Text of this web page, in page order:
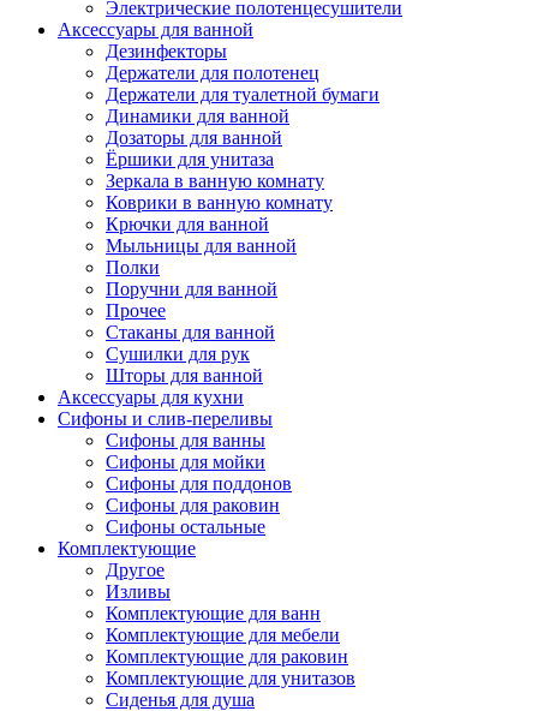
Электрические полотенцесушители
Аксессуары для ванной
Дезинфекторы
Держатели для полотенец
Держатели для туалетной бумаги
Динамики для ванной
Дозаторы для ванной
Ёршики для унитаза
Зеркала в ванную комнату
Коврики в ванную комнату
Крючки для ванной
Мыльницы для ванной
Полки
Поручни для ванной
Прочее
Стаканы для ванной
Сушилки для рук
Шторы для ванной
Аксессуары для кухни
Сифоны и слив-переливы
Сифоны для ванны
Сифоны для мойки
Сифоны для поддонов
Сифоны для раковин
Сифоны остальные
Комплектующие
Другое
Изливы
Комплектующие для ванн
Комплектующие для мебели
Комплектующие для раковин
Комплектующие для унитазов
Сиденья для душа